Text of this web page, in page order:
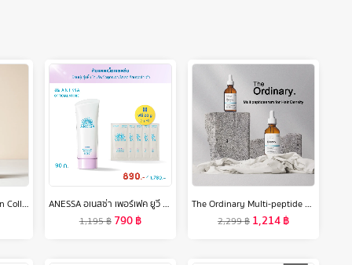
เซรั่มเผยผิวที่ดูใส The Skin Collection Serum Niacinamide10% + NAG8% ขนาด 30ml
ANESSA อเนสซ่า เพอร์เฟค ยูวี ซันสกรีน สกินแคร์ ไบรท์เทนนิ่ง เจล N SPF50+ PA++++ 90 กรัม ฟรี 20 กรัม (4ก. x 5 ชิ้น)
1,195฿ 790฿
The Ordinary Multi-peptide Serum for Hair Density- 60m l[แพคคู่ 2pcs เอสเซ้นส์ทรีทเม้นต์บำรุงผมให้แข็งแรงและแข็งแรง
2,299฿ 1,214฿